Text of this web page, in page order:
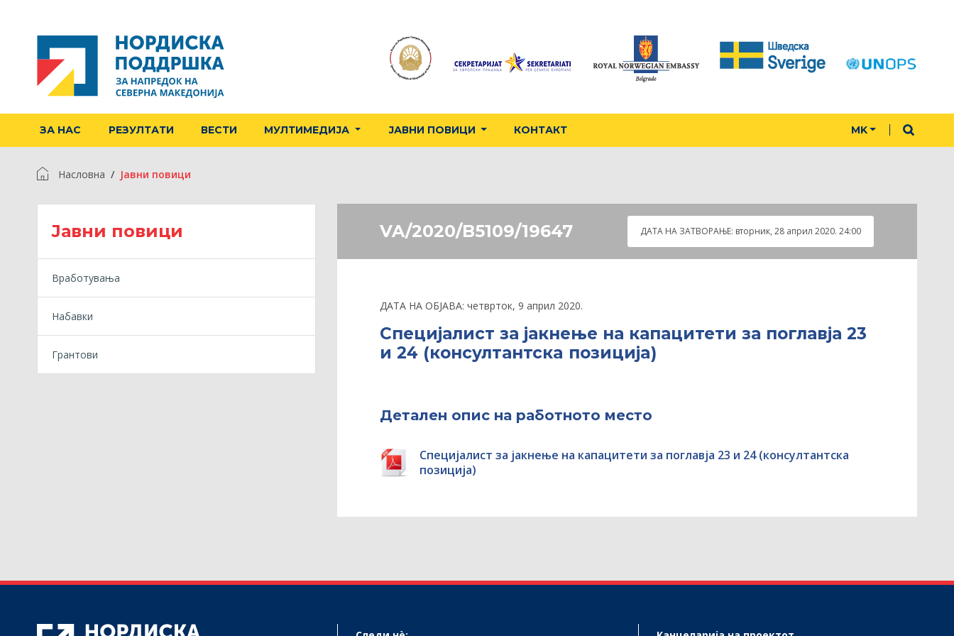
ЗА НАС РЕЗУЛТАТИ ВЕСТИ МУЛТИМЕДИЈА ЈАВНИ ПОВИЦИ КОНТАКТ MK
Насловна Jавни повици
Jавни повици
Вработувања
Набавки
Грантови
VA/2020/B5109/19647 ДАТА НА ЗАТВOРАЊЕ: вторник, 28 април 2020. 24:00
ДАТА НА ОБЈАВА: четврток, 9 април 2020.
Специјалист за јакнење на капацитети за поглавја 23
и 24 (консултантскa позициja)
Детален опис на работното место
Специјалист за јакнење на капацитети за поглавја 23 и 24 (консултантскa
позициja)